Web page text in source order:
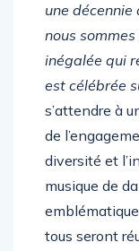
une décennie
nous
inégalée qui
est célébrée
s’attendre à
de
diversité et
musique de
tous seront